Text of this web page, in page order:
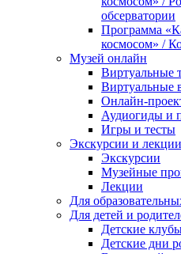
обсерватории
Программа
космосом» /
Музей онлайн
Виртуальные
Виртуальные
Онлайн-
Аудиогиды и
Игры и тесты
Экскурсии и лекции
Экскурсии
Музейные
Лекции
Для
Для детей и
Детские
Детские дни